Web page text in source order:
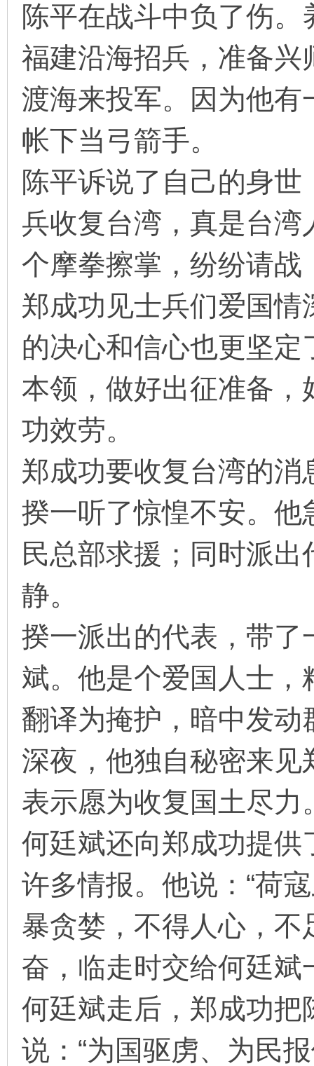
陈平在战斗中负了伤
福建沿海招兵，准备
渡海来投军。因为他
帐下当弓箭手。
陈平诉说了自己的身世
兵收复台湾，真是台湾
个摩拳擦掌，纷纷请战
郑成功见士兵们爱国
的决心和信心也更坚
本领，做好出征准备
功效劳。
郑成功要收复台湾的
揆一听了惊惶不安。
民总部求援；同时派
静。
揆一派出的代表，带
斌。他是个爱国人士
翻译为掩护，暗中发
深夜，他独自秘密来
表示愿为收复国土尽力
何廷斌还向郑成功提
许多情报。他说：“荷
暴贪婪，不得人心，不
奋，临走时交给何廷斌
何廷斌走后，郑成功
说：“为国驱虏、为民